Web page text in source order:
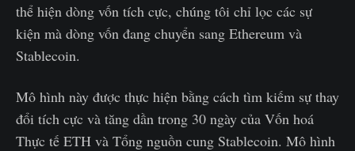
thể hiện dòng vốn tích cực, chúng tôi chỉ lọc các sự
kiện mà dòng vốn đang chuyển sang Ethereum và
Stablecoin.
Mô hình này được thực hiện bằng cách tìm kiếm sự thay
đổi tích cực và tăng dần trong 30 ngày của Vốn hoá
Thực tế ETH và Tổng nguồn cung Stablecoin. Mô hình